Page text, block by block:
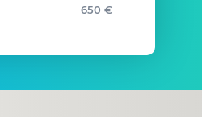
650 €